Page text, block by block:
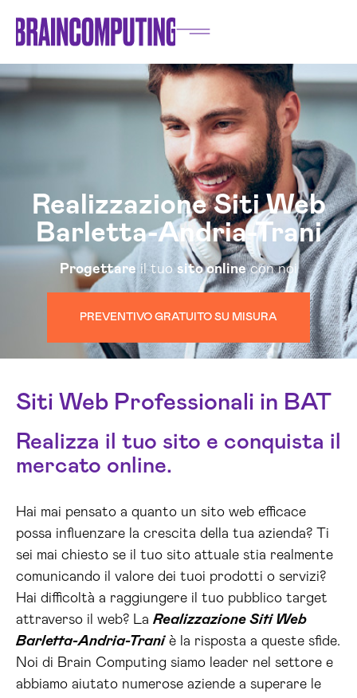
Realizzazione Siti Web
Barletta-Andria-Trani
Progettare il tuo sito onlinecon noi
PREVENTIVO GRATUITO SU MISURA
Siti Web Professionali in BAT
Realizza il tuo sito e conquista il
mercato online.
Hai mai pensato a quanto un sito web efficace
possa influenzare la crescita della tua azienda? Ti
sei mai chiesto se il tuo sito attuale stia realmente
comunicando il valore dei tuoi prodotti o servizi?
Hai difficoltà a raggiungere il tuo pubblico target
attraverso il web? La Realizzazione Siti Web
Barletta-Andria-Traniè la risposta a queste sfide.
Noi di Brain Computing siamo leader nel settore e
abbiamo aiutato numerose aziende a superare le